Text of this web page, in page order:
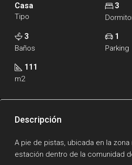
Casa
Tipo
3
3
Baños
1
Parking
111
m2
Descripción
A pie de pistas, ubicada en la
estación dentro de la comunidad